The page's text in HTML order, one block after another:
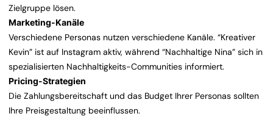
Zielgruppe lösen.
Marketing-Kanäle
Verschiedene Personas nutzen verschiedene Kanäle. “Kreativer
Kevin” ist auf Instagram aktiv, während “Nachhaltige Nina” sich in
spezialisierten Nachhaltigkeits-Communities informiert.
Pricing-Strategien
Die Zahlungsbereitschaft und das Budget Ihrer Personas sollten
Ihre Preisgestaltung beeinflussen.